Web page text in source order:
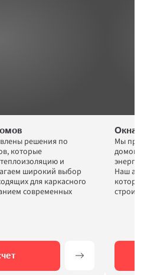
решения по
которые
и
широкий выбор
для каркасного
современных
Окна
Мы
домов,
Наш